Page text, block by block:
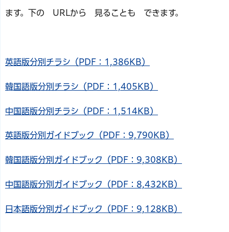
ます。下の URLから 見ることも できます。
英語版分別チラシ（PDF：1,386KB）
韓国語版分別チラシ（PDF：1,405KB）
中国語版分別チラシ（PDF：1,514KB）
英語版分別ガイドブック（PDF：9,790KB）
韓国語版分別ガイドブック（PDF：9,308KB）
中国語版分別ガイドブック（PDF：8,432KB）
日本語版分別ガイドブック（PDF：9,128KB）